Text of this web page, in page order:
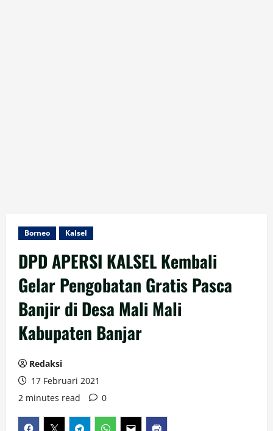
Borneo Kalsel
DPD APERSI KALSEL Kembali
Gelar Pengobatan Gratis Pasca
Banjir di Desa Mali Mali
Kabupaten Banjar
Redaksi
17 Februari 2021
2 minutes read
0